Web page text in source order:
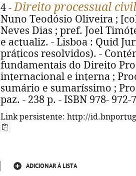
4 -Direito processual civil
Nuno Teodósio Oliveira ;
Neves Dias ; pref. Joel
e actualiz. - Lisboa : Quid
práticos resolvidos). -
fundamentais do Direito
internacional e interna ;
sumário e sumaríssimo ;
paz. - 238 p. - ISBN 978- 972-
Link persistente: http://
ADICIONAR À LISTA